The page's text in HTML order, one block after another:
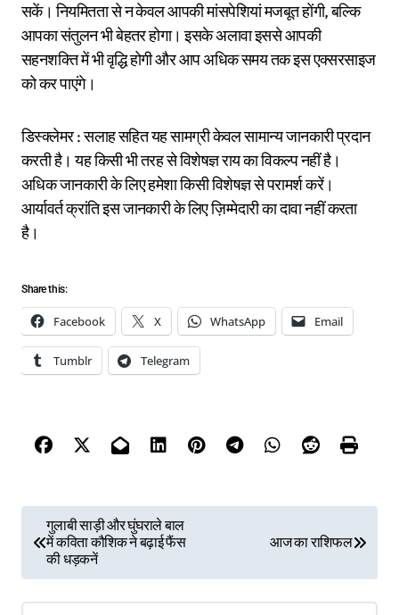
सकें। नियमितता से न केवल आपकी मांसपेशियां मजबूत होंगी, बल्कि
आपका संतुलन भी बेहतर होगा। इसके अलावा इससे आपकी
सहनशक्ति में भी वृद्धि होगी और आप अधिक समय तक इस एक्सरसाइज
को कर पाएंगे।
डिस्क्लेमर : सलाह सहित यह सामग्री केवल सामान्य जानकारी प्रदान
करती है। यह किसी भी तरह से विशेषज्ञ राय का विकल्प नहीं है।
अधिक जानकारी के लिए हमेशा किसी विशेषज्ञ से परामर्श करें।
आर्यावर्त क्रांति इस जानकारी के लिए ज़िम्मेदारी का दावा नहीं करता
है।
Share this:
Facebook X WhatsApp Email
Tumblr Telegram
s
t
गुलाबी साड़ी और घुंघराले बाल
में कविता कौशिक ने बढ़ाई फैंस
की धड़कनें
आज का राशिफल